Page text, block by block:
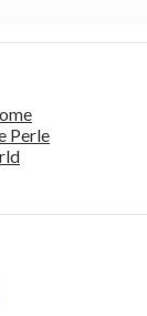
Perle